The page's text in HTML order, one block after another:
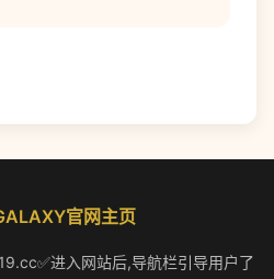
官网主页
进入网站后,导航栏引导用户了